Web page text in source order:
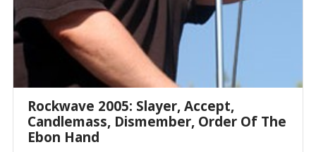
Rockwave 2005: Slayer, Accept,
Candlemass, Dismember, Order Of The
Ebon Hand